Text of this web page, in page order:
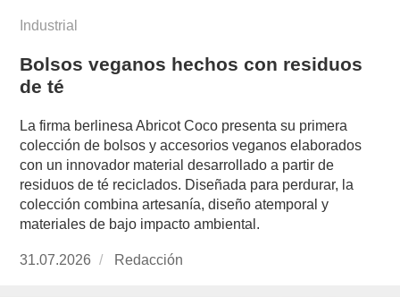
Industrial
Bolsos veganos hechos con residuos
de té
La firma berlinesa Abricot Coco presenta su primera
colección de bolsos y accesorios veganos elaborados
con un innovador material desarrollado a partir de
residuos de té reciclados. Diseñada para perdurar, la
colección combina artesanía, diseño atemporal y
materiales de bajo impacto ambiental.
Publicado
31.07.2026 https://www.experimenta.es/author/redaccion/
Redacción